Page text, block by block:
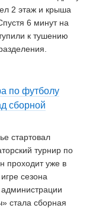
2 этаж и крыша
6 минут на
к тушению
по футболу
сборной
стартовал
турнир по
проходит уже в
сезона
стала сборная